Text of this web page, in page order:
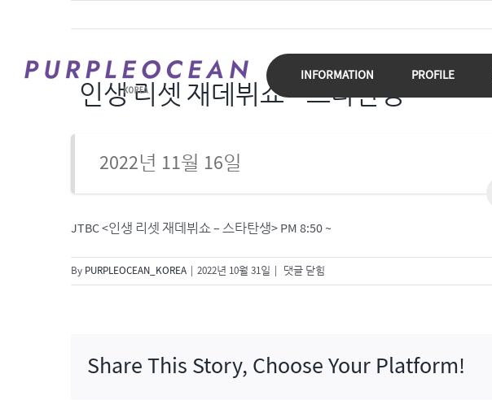
INFORMATION PROFILE
인생 리셋 재데뷔쇼 – 스타탄생
2022년 11월 16일
JTBC <인생 리셋 재데뷔쇼 – 스타탄생> PM 8:50 ~
By PURPLEOCEAN_KOREA 2022년 10월 31일
인
생
데
댓글 닫힘
Share This Story, Choose Your Platform!